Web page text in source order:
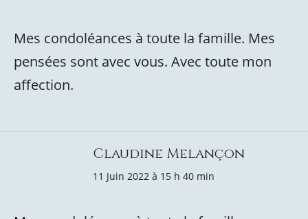
Mes condoléances à toute la famille. Mes
pensées sont avec vous. Avec toute mon
affection.
Claudine Melançon
11 Juin 2022 à 15 h 40 min